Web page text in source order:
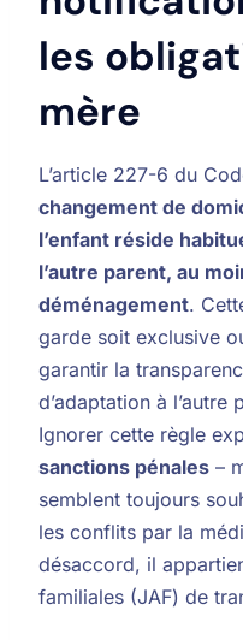
les
mère
L’article 227-6 du
changement de
l’enfant réside
l’autre parent, au
déménagement.
garde soit exclusive
garantir la
d’adaptation à l’autre
Ignorer cette règle
sanctions pénales –
semblent toujours
les conflits par la
désaccord, il
familiales (JAF) de